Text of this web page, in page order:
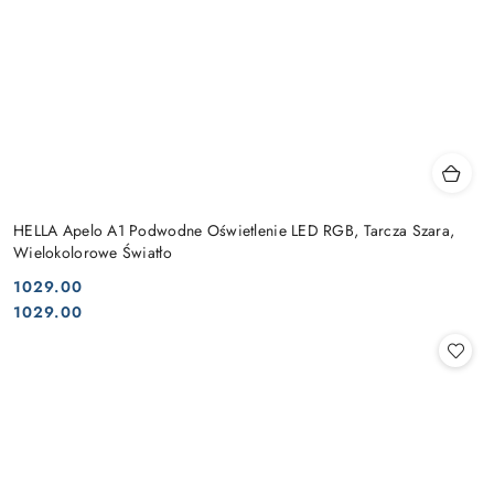
HELLA Apelo A1 Podwodne Oświetlenie LED RGB, Tarcza Szara,
Wielokolorowe Światło
Cena:
1029.00
Cena:
1029.00